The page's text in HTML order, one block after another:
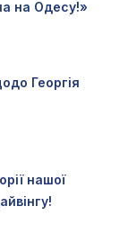
на Одесу!»
Георгія
нашої